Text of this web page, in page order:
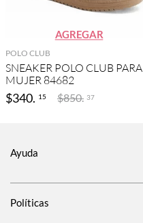
AGREGAR
POLO CLUB
SNEAKER POLO CLUB PARA
MUJER 84682
$340. 15 $850. 37
Ayuda
Políticas